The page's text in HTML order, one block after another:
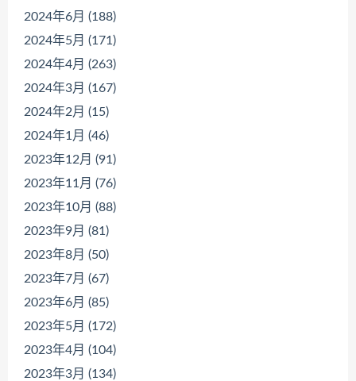
2024年6月 (188)
2024年5月 (171)
2024年4月 (263)
2024年3月 (167)
2024年2月 (15)
2024年1月 (46)
2023年12月 (91)
2023年11月 (76)
2023年10月 (88)
2023年9月 (81)
2023年8月 (50)
2023年7月 (67)
2023年6月 (85)
2023年5月 (172)
2023年4月 (104)
2023年3月 (134)